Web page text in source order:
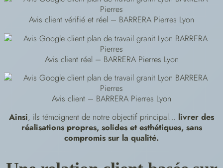
Avis client vérifié et réel – BARRERA Pierres Lyon
Avis client réel – BARRERA Pierres Lyon
Avis client – BARRERA Pierres Lyon
Ainsi, ils témoignent de notre objectif principal… livrer des
réalisations propres, solides et esthétiques, sans
compromis sur la qualité.